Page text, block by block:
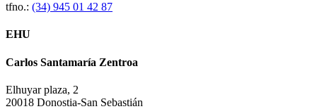
tfno.: (34) 945 01 42 87
EHU
Carlos Santamaría Zentroa
Elhuyar plaza, 2
20018 Donostia-San Sebastián